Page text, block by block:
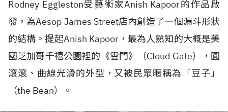
Rodney Eggleston受藝術家Anish Kapoor的作品啟
發，為Aesop James Street店內創造了一個漏斗形狀
的結構。提起Anish Kapoor，最為人熟知的大概是美
國芝加哥千禧公園裡的《雲門》（Cloud Gate），圓
滾滾、曲線光滑的外型，又被民眾暱稱為「豆子」
（the Bean）。